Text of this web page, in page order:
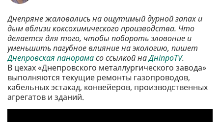
Днепряне жаловались на ощутимый дурной запах и
дым вблизи коксохимического производства. Что
делается для того, чтобы побороть зловоние и
уменьшить пагубное влияние на экологию, пишет
Днепровская панорамасо ссылкой наДніпроTV.
В цехах «Днепровского металлургического завода»
выполняются текущие ремонты газопроводов,
кабельных эстакад, конвейеров, производственных
агрегатов и зданий.